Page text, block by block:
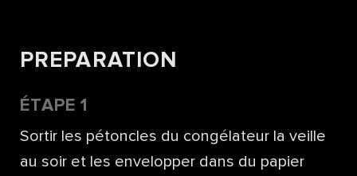
PREPARATION
ÉTAPE 1
Sortir les pétoncles du congélateur la veille
au soir et les envelopper dans du papier